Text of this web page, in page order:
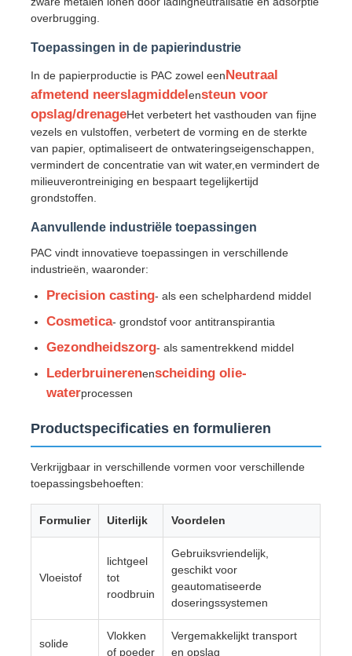
Chloride
Aardolieadditieven
Chemische vulstof
Mineraalproceschemische stoffen
Metallurgische chemische stoffen
Elektronische grondstoffen
Waterzuiveringsmiddelen
Chemische stof voor dagelijks gebruik
overbrugging.
Toepassingen in de papierindustrie
In de papierproductie is PAC zowel eenNeutraal
afmetend neerslagmiddelensteun voor
opslag/drenageHet verbetert het vasthouden van fijne
vezels en vulstoffen, verbetert de vorming en de sterkte
van papier, optimaliseert de ontwateringseigenschappen,
vermindert de concentratie van wit water,en vermindert de
milieuverontreiniging en bespaart tegelijkertijd
grondstoffen.
Aanvullende industriële toepassingen
PAC vindt innovatieve toepassingen in verschillende
industrieën, waaronder:
Precision casting- als een schelphardend middel
Cosmetica- grondstof voor antitranspirantia
Gezondheidszorg- als samentrekkend middel
Lederbruinerenenscheiding olie-
waterprocessen
Productspecificaties en formulieren
Verkrijgbaar in verschillende vormen voor verschillende
toepassingsbehoeften:
Formulier Uiterlijk Voordelen
Vloeistof
lichtgeel
tot
roodbruin
Gebruiksvriendelijk,
geschikt voor
geautomatiseerde
doseringssystemen
solide
Vlokken
of poeder
Vergemakkelijkt transport
en opslag